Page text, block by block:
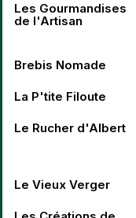
Les Gourmandises
de l'Artisan
Brebis Nomade
La P'tite Filoute
Le Rucher d'Albert
Le Vieux Verger